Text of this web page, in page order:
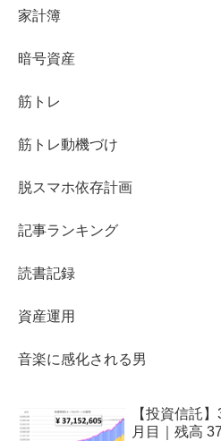
家計簿
暗号資産
筋トレ
筋トレ動機づけ
脱スマホ依存計画
記事ランキング
読書記録
資産運用
音楽に感化される男
【投資信託
月目｜残高